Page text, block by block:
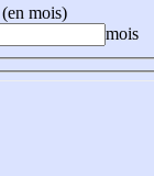
mois)
mois